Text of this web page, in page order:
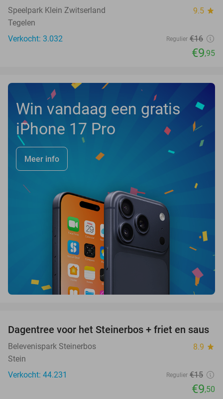
Speelpark Klein Zwitserland 9.5 star
Tegelen
Verkocht: 3.032
Regulier €16
€9,95
Win vandaag een gratis
iPhone 17 Pro
Meer info
37%
Dagentree voor het Steinerbos + friet en saus
Belevenispark Steinerbos 8.9 star
Stein
Verkocht: 44.231
Regulier €15
€9,50